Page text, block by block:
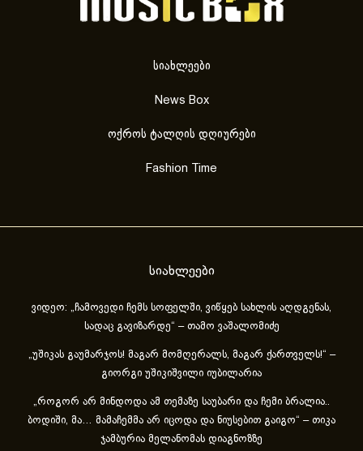
სიახლეები
News Box
ოქროს ტალღის დღიურები
Fashion Time
სიახლეები
ვიდეო: „ჩამოვედი ჩემს სოფელში, ვიწყებ სახლის აღდგენას,
სადაც გავიზარდე“ – თამო ვაშალომიძე
„უშიკას გაუმარჯოს! მაგარ მომღერალს, მაგარ ქართველს!“ –
გიორგი უშიკიშვილი იუბილარია
„როგორ არ მინდოდა ამ თემაზე საუბარი და ჩემი ბრალია..
ბოდიში, მა… მამაჩემმა არ იცოდა და ნიუსებით გაიგო“ – თიკა
ჯამბურია მელანომას დიაგნოზზე